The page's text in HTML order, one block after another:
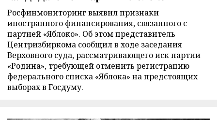
Росфинмониторинг выявил признаки
иностранного финансирования, связанного с
партией «Яблоко». Об этом представитель
Центризбиркома сообщил в ходе заседания
Верховного суда, рассматривающего иск партии
«Родина», требующей отменить регистрацию
федерального списка «Яблока» на предстоящих
выборах в Госдуму.